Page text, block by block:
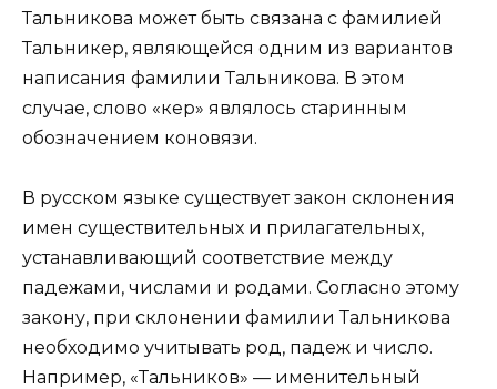
Тальникова может быть связана с фамилией
Тальникер, являющейся одним из вариантов
написания фамилии Тальникова. В этом
случае, слово «кер» являлось старинным
обозначением коновязи.
В русском языке существует закон склонения
имен существительных и прилагательных,
устанавливающий соответствие между
падежами, числами и родами. Согласно этому
закону, при склонении фамилии Тальникова
необходимо учитывать род, падеж и число.
Например, «Тальников» — именительный